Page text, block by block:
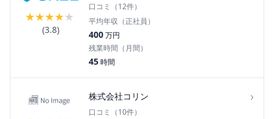
★★★★★
(3.8)
口コミ（12件）
平均年収（正社員）
400万円
残業時間（月間）
45時間
株式会社コリン ›
口コミ（10件）